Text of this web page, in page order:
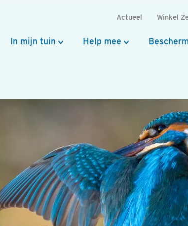
Actueel Winkel
In mijn tuin Help mee